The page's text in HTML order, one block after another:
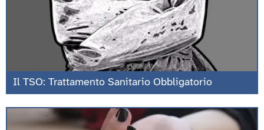
Il TSO: Trattamento Sanitario Obbligatorio